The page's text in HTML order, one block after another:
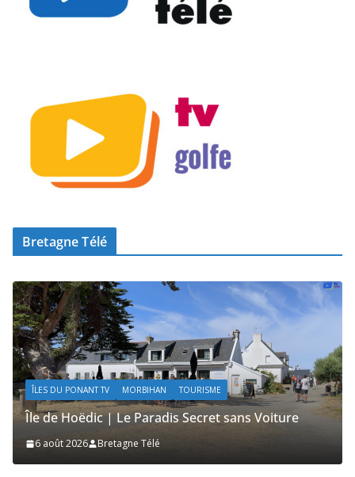
Bretagne Télé
ACTUALITÉS | KELEIER ÎLES DU PONANT TV MORBIHAN TOURISME
Île de Hoëdic | Le Sémaphore ouvert au Public
2 août 2026 Bretagne Télé